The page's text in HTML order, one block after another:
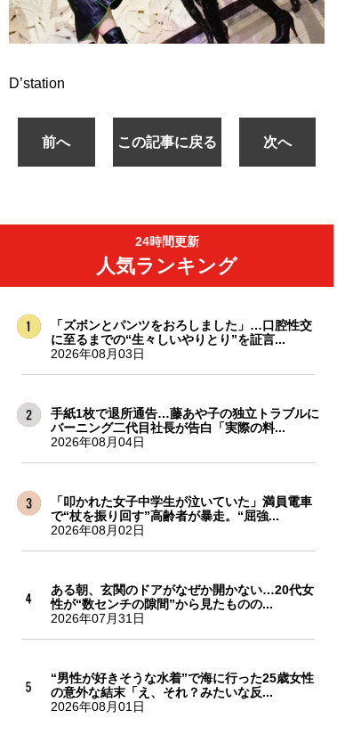
D’station
前へ この記事に戻る 次へ
24時間更新
人気ランキング
「ズボンとパンツをおろしました」…口腔性交
に至るまでの“生々しいやりとり”を証言...
2026年08月03日
手紙1枚で退所通告…藤あや子の独立トラブルに
バーニング二代目社長が告白「実際の料...
2026年08月04日
「叩かれた女子中学生が泣いていた」満員電車
で“杖を振り回す”高齢者が暴走。“屈強...
2026年08月02日
ある朝、玄関のドアがなぜか開かない…20代女
性が“数センチの隙間”から見たものの...
2026年07月31日
“男性が好きそうな水着”で海に行った25歳女性
の意外な結末「え、それ？みたいな反...
2026年08月01日